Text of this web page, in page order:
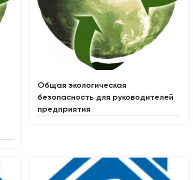
Общая экологическая
безопасность для руководителей
предприятия